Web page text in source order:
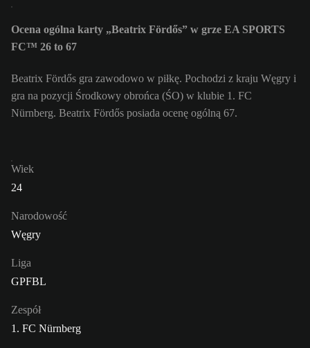
Ocena ogólna karty „Beatrix Fördős” w grze EA SPORTS
FC™ 26 to 67
Beatrix Fördős gra zawodowo w piłkę. Pochodzi z kraju Węgry i
gra na pozycji Środkowy obrońca (ŚO) w klubie 1. FC
Nürnberg. Beatrix Fördős posiada ocenę ogólną 67.
Wiek
24
Narodowość
Węgry
Liga
GPFBL
Zespół
1. FC Nürnberg